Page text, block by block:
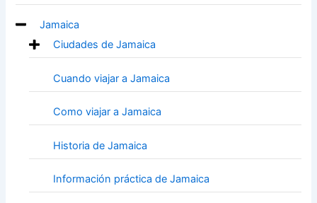
Jamaica
Ciudades de Jamaica
Cuando viajar a Jamaica
Como viajar a Jamaica
Historia de Jamaica
Información práctica de Jamaica